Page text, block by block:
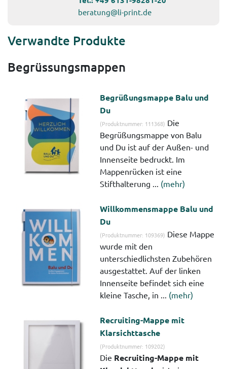
beratung@li-print.de
Verwandte Produkte
Begrüssungsmappen
Begrüßungsmappe Balu und
Du
(Produktnummer: 111368) Die
Begrüßungsmappe von Balu
und Du ist auf der Außen- und
Innenseite bedruckt. Im
Mappenrücken ist eine
Stifthalterung ... (mehr)
Willkommensmappe Balu und
Du
(Produktnummer: 109369) Diese Mappe
wurde mit den
unterschiedlichsten Zubehören
ausgestattet. Auf der linken
Innenseite befindet sich eine
kleine Tasche, in ... (mehr)
Recruiting-Mappe mit
Klarsichttasche
(Produktnummer: 109202)
Die Recruiting-Mappe mit